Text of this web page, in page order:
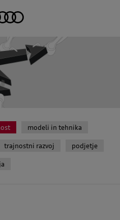
modeli in tehnika
trajnostni razvoj podjetje